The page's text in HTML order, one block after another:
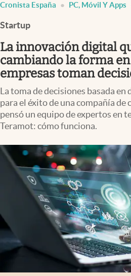
España
Cronista España PC, Móvil Y Apps
Startup
La innovación digital
cambiando la forma
empresas toman
La toma de decisiones basada
para el éxito de una compañía de
pensó un equipo de expertos en
Teramot: cómo funciona.